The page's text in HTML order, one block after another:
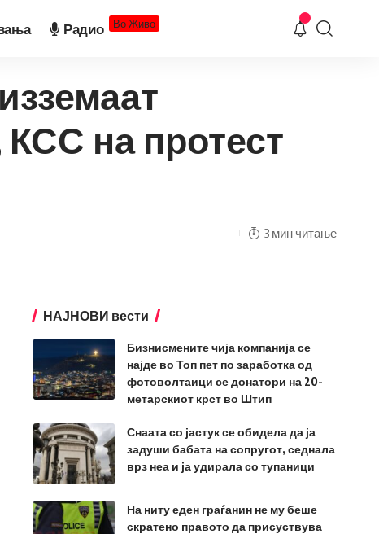
Радио Во Живо
КСС на протест
3 мин читање
НАЈНОВИ вести
Бизнисмените чија компанија се
најде во Топ пет по заработка од
фотоволтаици се донатори на 20-
метарскиот крст во Штип
Снаата со јастук се обидела да ја
задуши бабата на сопругот, седнала
врз неа и ја удирала со тупаници
На ниту еден граѓанин не му беше
скратено правото да присуствува